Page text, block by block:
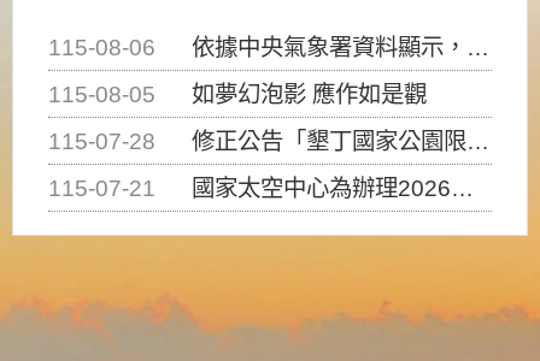
115-08-06
依據中央氣象署資料顯示，白海豚颱風持續接近臺灣，請密切注意動向及早完成防災應變準備
115-08-05
如夢幻泡影 應作如是觀
115-07-28
修正公告「墾丁國家公園限制水域遊憩活動之種類、範圍、時間及行為」，自即日生效。
115-07-21
國家太空中心為辦理2026台灣盃火箭競賽，陸、海、空域警戒及協調相關事宜，因颱風備案事宜